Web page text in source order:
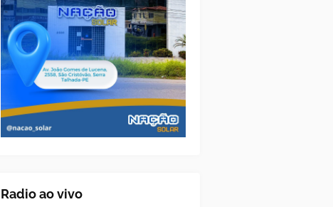
Radio ao vivo